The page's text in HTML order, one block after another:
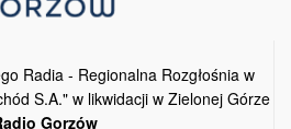
Radia - Regionalna Rozgłośnia w
S.A." w likwidacji w Zielonej Górze
Gorzów